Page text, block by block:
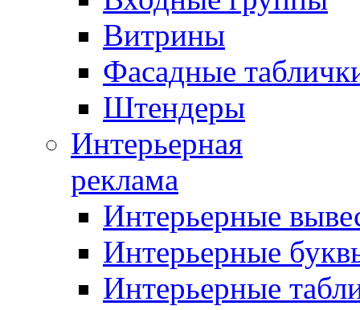
Витрины
Фасадные
Штендеры
Интерьерная
реклама
Интерьерные
Интерьерные
Интерьерные